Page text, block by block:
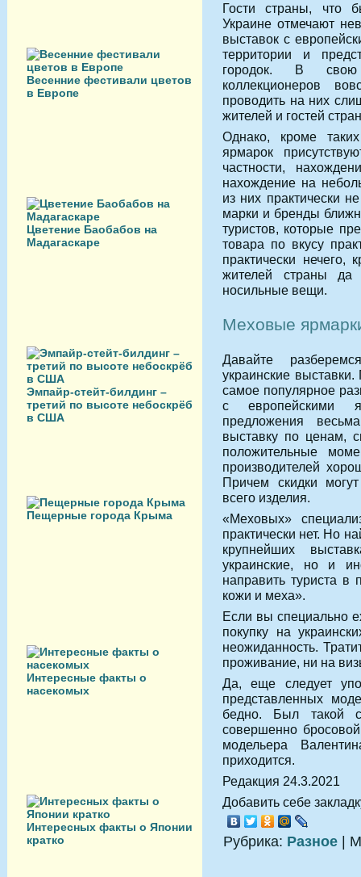
Весенние фестивали цветов
в Европе
Цветение Баобабов на
Мадагаскаре
Эмпайр-стейт-билдинг –
третий по высоте небоскрёб
в США
Пещерные города Крыма
Интересные факты о
насекомых
Интересных факты о Японии
кратко
Гости страны, что
Украине отмечают
выставок с
территории и
городок. В свою
коллекционеров
проводить на них
жителей и гостей
Однако, кроме
ярмарок
частности,
нахождение на
из них практически
марки и бренды
туристов, которые
товара по вкусу
практически нечего,
жителей страны да
носильные вещи.
Меховые
Давайте
украинские
самое популярное
с европейскими
предложения
выставку по ценам,
положительные
производителей
Причем скидки
всего изделия.
«Меховых»
практически нет. Но
крупнейших
украинские, но и
направить туриста в
кожи и меха».
Если вы специально
покупку на
неожиданность.
проживание, ни на
Да, еще следует
представленных
бедно. Был такой
совершенно
модельера
приходится.
Редакция 24.3.2021
Добавить себе
Рубрика: Разное |